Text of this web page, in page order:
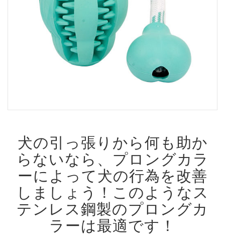
犬の引っ張りから何も助か
らないなら、プロングカラ
ーによって犬の行為を改善
しましょう！ このようなス
テンレス鋼製のプロングカ
ラーは最適です！